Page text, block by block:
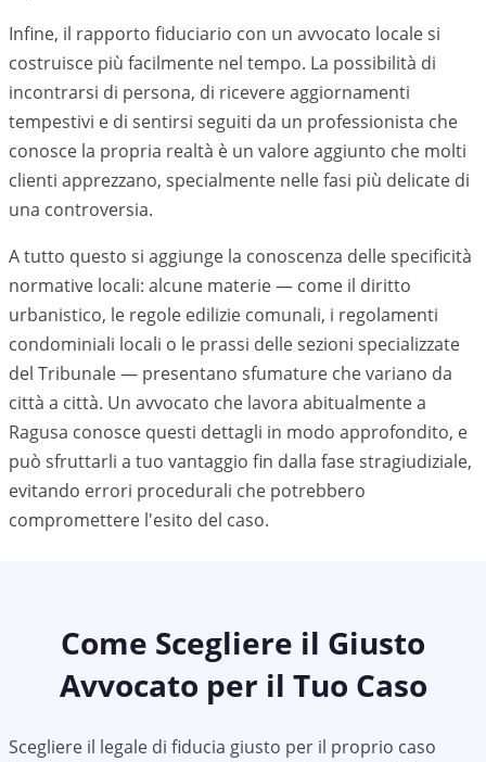
Infine, il rapporto fiduciario con un avvocato locale si
costruisce più facilmente nel tempo. La possibilità di
incontrarsi di persona, di ricevere aggiornamenti
tempestivi e di sentirsi seguiti da un professionista che
conosce la propria realtà è un valore aggiunto che molti
clienti apprezzano, specialmente nelle fasi più delicate di
una controversia.
A tutto questo si aggiunge la conoscenza delle specificità
normative locali: alcune materie — come il diritto
urbanistico, le regole edilizie comunali, i regolamenti
condominiali locali o le prassi delle sezioni specializzate
del Tribunale — presentano sfumature che variano da
città a città. Un avvocato che lavora abitualmente a
Ragusa conosce questi dettagli in modo approfondito, e
può sfruttarli a tuo vantaggio fin dalla fase stragiudiziale,
evitando errori procedurali che potrebbero
compromettere l'esito del caso.
Come Scegliere il Giusto
Avvocato per il Tuo Caso
Scegliere il legale di fiducia giusto per il proprio caso